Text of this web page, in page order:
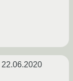
22.06.2020